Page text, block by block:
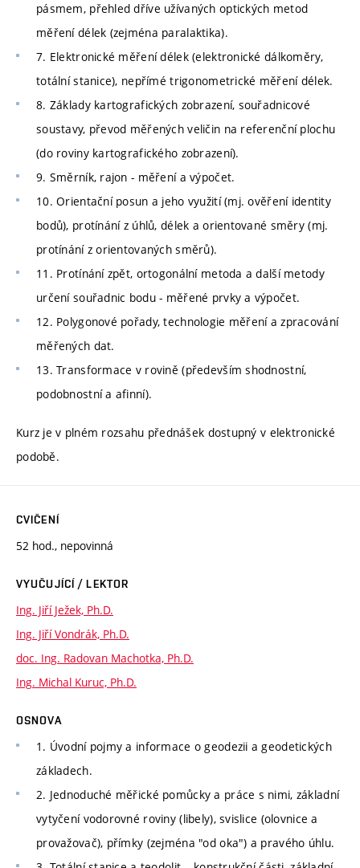
pásmem, přehled dříve užívaných optických metod
měření délek (zejména paralaktika).
7. Elektronické měření délek (elektronické dálkoměry,
totální stanice), nepřímé trigonometrické měření délek.
8. Základy kartografických zobrazení, souřadnicové
soustavy, převod měřených veličin na referenční plochu
(do roviny kartografického zobrazení).
9. Směrník, rajon - měření a výpočet.
10. Orientační posun a jeho využití (mj. ověření identity
bodů), protínání z úhlů, délek a orientované směry (mj.
protínání z orientovaných směrů).
11. Protínání zpět, ortogonální metoda a další metody
určení souřadnic bodu - měřené prvky a výpočet.
12. Polygonové pořady, technologie měření a zpracování
měřených dat.
13. Transformace v rovině (především shodnostní,
podobnostní a afinní).
Kurz je v plném rozsahu přednášek dostupný v elektronické
podobě.
CVIČENÍ
52 hod., nepovinná
VYUČUJÍCÍ / LEKTOR
Ing. Jiří Ježek, Ph.D.
Ing. Jiří Vondrák, Ph.D.
doc. Ing. Radovan Machotka, Ph.D.
Ing. Michal Kuruc, Ph.D.
OSNOVA
1. Úvodní pojmy a informace o geodezii a geodetických
základech.
2. Jednoduché měřické pomůcky a práce s nimi, základní
vytyčení vodorovné roviny (libely), svislice (olovnice a
provažovač), přímky (zejména "od oka") a pravého úhlu.